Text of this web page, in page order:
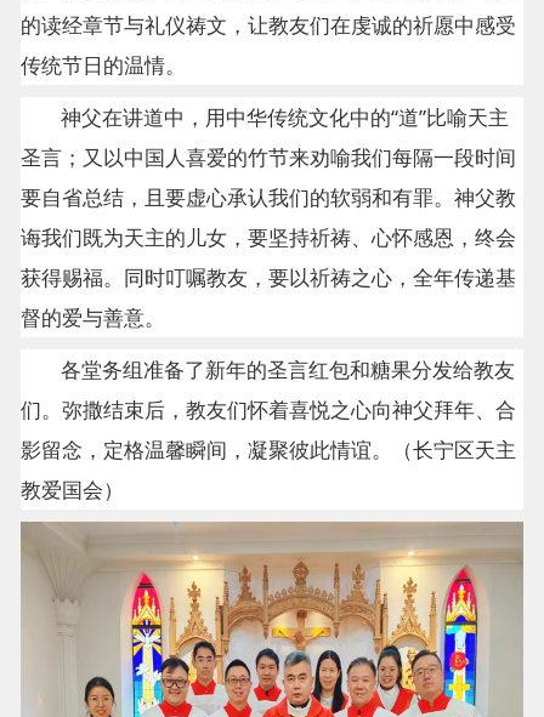
的读经章节与礼仪祷文，让教友们在虔诚的祈愿中感受
传统节日的温情。
神父在讲道中，用中华传统文化中的“道”比喻天主
圣言；又以中国人喜爱的竹节来劝喻我们每隔一段时间
要自省总结，且要虚心承认我们的软弱和有罪。神父教
诲我们既为天主的儿女，要坚持祈祷、心怀感恩，终会
获得赐福。同时叮嘱教友，要以祈祷之心，全年传递基
督的爱与善意。
各堂务组准备了新年的圣言红包和糖果分发给教友
们。弥撒结束后，教友们怀着喜悦之心向神父拜年、合
影留念，定格温馨瞬间，凝聚彼此情谊。（长宁区天主
教爱国会）